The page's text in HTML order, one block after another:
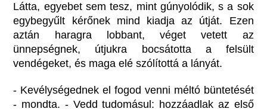
Látta, egyebet sem tesz, mint gúnyolódik, s a sok
egybegyűlt kérőnek mind kiadja az útját. Ezen
aztán haragra lobbant, véget vetett az
ünnepségnek, útjukra bocsátotta a felsült
vendégeket, és maga elé szólítottá a lányát.
- Kevélységednek el fogod venni méltó büntetését
- mondta. - Vedd tudomásul: hozzáadlak az első